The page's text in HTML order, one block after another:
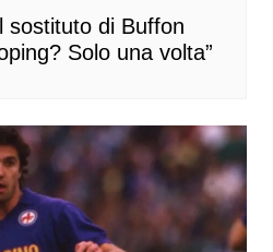
sostituto di Buffon
Solo una volta”